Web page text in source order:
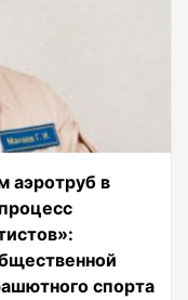
аэротруб в
спорта